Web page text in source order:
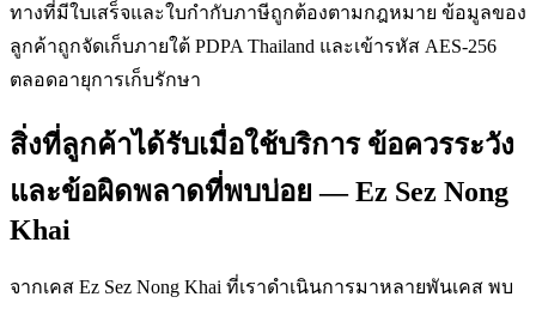
ทางที่มีใบเสร็จและใบกำกับภาษีถูกต้องตามกฎหมาย ข้อมูลของ
ลูกค้าถูกจัดเก็บภายใต้ PDPA Thailand และเข้ารหัส AES-256
ตลอดอายุการเก็บรักษา
สิ่งที่ลูกค้าได้รับเมื่อใช้บริการ ข้อควรระวัง
และข้อผิดพลาดที่พบบ่อย — Ez Sez Nong
Khai
จากเคส Ez Sez Nong Khai ที่เราดำเนินการมาหลายพันเคส พบ